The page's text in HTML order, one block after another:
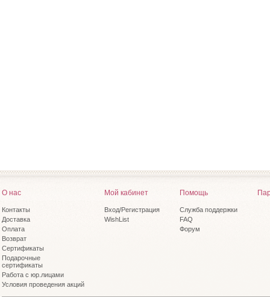
О нас
Контакты
Доставка
Оплата
Возврат
Сертификаты
Подарочные
сертификаты
Работа с юр.лицами
Условия проведения акций
Мой кабинет
Вход/Регистрация
WishList
Помощь
Служба поддержки
FAQ
Форум